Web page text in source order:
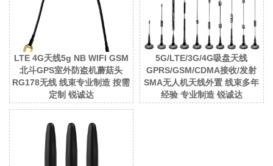
LTE 4G天线5g NB WIFI GSM
北斗GPS室外防盗机蘑菇头
RG178无线 线束专业制造 按需
定制 锐诚达
5G/LTE/3G/4G吸盘天线
GPRS/GSM/CDMA接收/发射
SMA无人机天线外置 线束多年
经验 专业制造 锐诚达